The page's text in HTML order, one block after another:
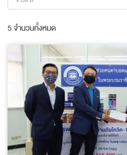
5 จำนวนทั้งหมด